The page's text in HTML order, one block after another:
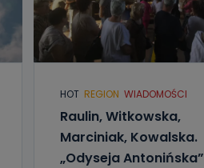
HOT REGION WIADOMOŚCI
Raulin, Witkowska,
Marciniak, Kowalska.
„Odyseja Antonińska”